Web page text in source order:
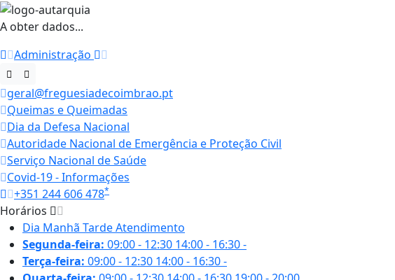
A obter dados...
Administração
geral@freguesiadecoimbrao.pt
Queimas e Queimadas
Dia da Defesa Nacional
Autoridade Nacional de Emergência e Proteção Civil
Serviço Nacional de Saúde
Covid-19 - Informações
+351 244 606 478*
Horários
Dia Manhã TardeAtendimento
Segunda-feira: 09:00 - 12:30 14:00 - 16:30-
Terça-feira: 09:00 - 12:30 14:00 - 16:30-